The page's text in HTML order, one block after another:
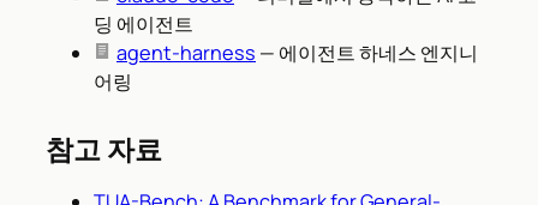
딩 에이전트
agent-harness — 에이전트 하네스 엔지니
어링
참고 자료